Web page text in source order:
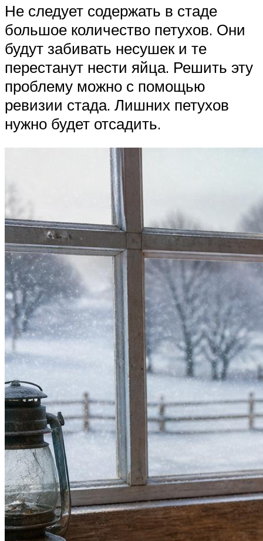
Не следует содержать в стаде
большое количество петухов. Они
будут забивать несушек и те
перестанут нести яйца. Решить эту
проблему можно с помощью
ревизии стада. Лишних петухов
нужно будет отсадить.